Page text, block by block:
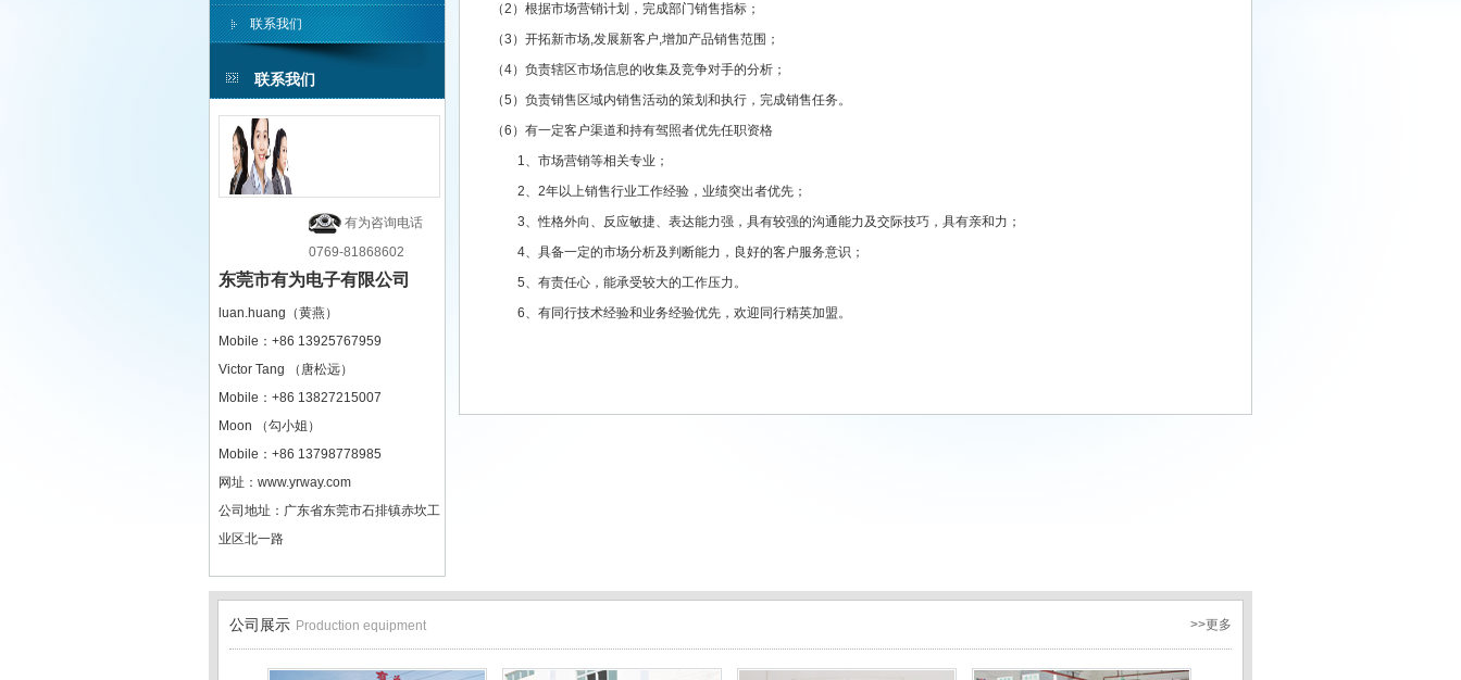
联系我们
联系我们
有为咨询电话
0769-81868602
东莞市有为电子有限公司
luan.huang（黄燕）
Mobile：+86 13925767959
Victor Tang （唐松远）
Mobile：+86 13827215007
Moon （勾小姐）
Mobile：+86 13798778985
网址：www.yrway.com
公司地址：广东省东莞市石排镇赤坎工
业区北一路
（2）根据市场营销计划，完成部门销售指标；
（3）开拓新市场,发展新客户,增加产品销售范围；
（4）负责辖区市场信息的收集及竞争对手的分析；
（5）负责销售区域内销售活动的策划和执行，完成销售任务。
（6）有一定客户渠道和持有驾照者优先任职资格
1、市场营销等相关专业；
2、2年以上销售行业工作经验，业绩突出者优先；
3、性格外向、反应敏捷、表达能力强，具有较强的沟通能力及交际技巧，具有亲和力；
4、具备一定的市场分析及判断能力，良好的客户服务意识；
5、有责任心，能承受较大的工作压力。
6、有同行技术经验和业务经验优先，欢迎同行精英加盟。
>>更多
公司展示 Production equipment